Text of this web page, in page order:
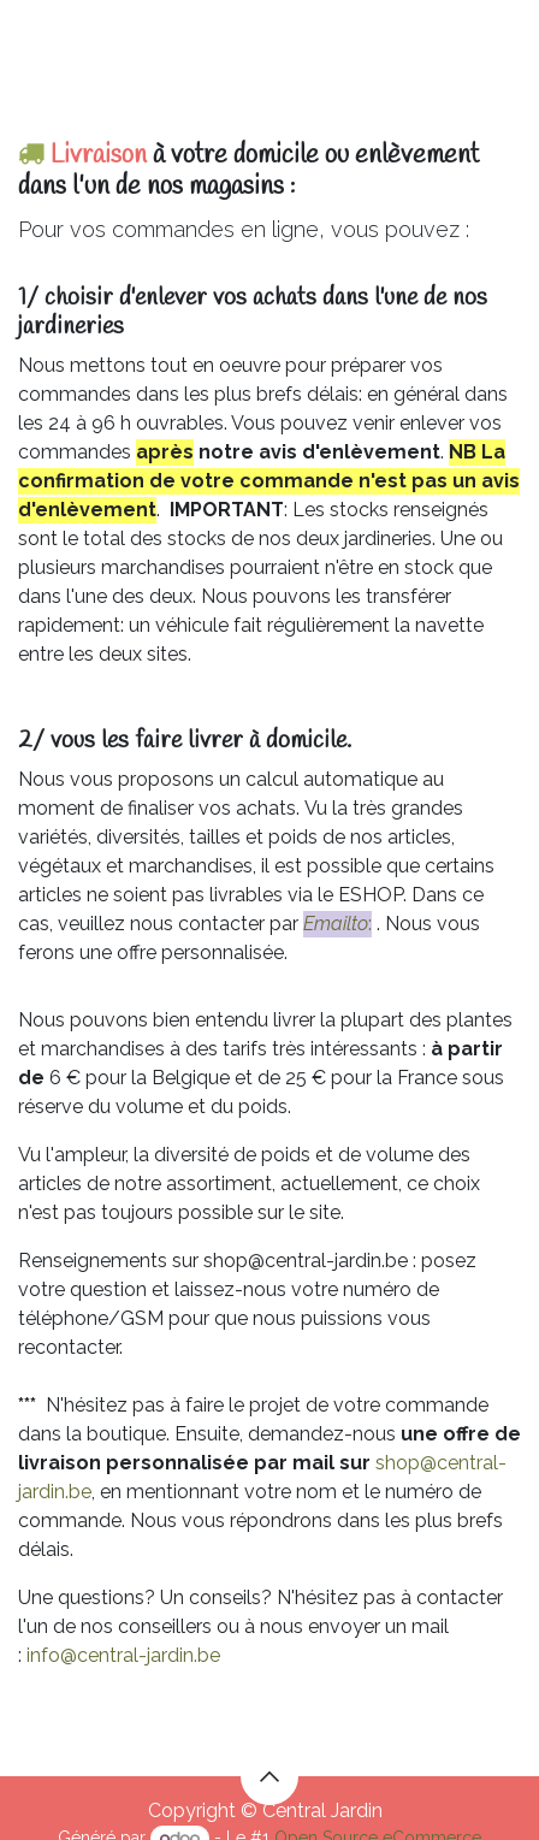
Livraisonà votre domicile ou enlèvement
dans l'un de nos magasins :
Pour vos commandes en ligne, vous pouvez :
1/ choisir d'enlever vos achats dans l'une de nos
jardineries​
Nous mettons tout en oeuvre pour préparer vos
commandes dans les plus brefs délais: en général dans
les 24 à 96 h ouvrables. Vous pouvez venir enlever vos
commandes après notre avis d'enlèvement. NB La
confirmation de votre commande n'est pas un avis
d'enlèvement. IMPORTANT: Les stocks renseignés
sont le total des stocks de nos deux jardineries. Une ou
plusieurs marchandises pourraient n'être en stock que
dans l'une des deux. Nous pouvons les transférer
rapidement: un véhicule fait régulièrement la navette
entre les deux sites.
2/ vous les faire livrer à domicile.
Nous vous proposons un calcul automatique au
moment de finaliser vos achats. Vu la très grandes
variétés, diversités, tailles et poids de nos articles,
végétaux et marchandises, il est possible que certains
articles ne soient pas livrables via le ESHOP. Dans ce
cas, veuillez nous contacter par Emailto: . Nous vous
ferons une offre personnalisée.
Nous pouvons bien entendu livrer la plupart des plantes
et marchandises à des tarifs très intéressants : à partir
de 6 € pour la Belgique et de 25 € pour la France sous
réserve du volume et du poids.
Vu l'ampleur, la diversité de poids et de volume des
articles de notre assortiment, actuellement, ce choix
n'est pas toujours possible sur le site.
Renseignements sur shop@central-jardin.be : posez
votre question et laissez-nous votre numéro de
téléphone/GSM pour que nous puissions vous
recontacter.
*** N'hésitez pas à faire le projet de votre commande
dans la boutique. Ensuite, demandez-nous une offre de
livraison personnalisée par mail sur shop@central-
jardin.be, en mentionnant votre nom et le numéro de
commande. Nous vous répondrons dans les plus brefs
délais.
Une questions? Un conseils? N'hésitez pas à contacter
l'un de nos conseillers ou à nous envoyer un mail
: info@central-jardin.be
Copyright © Central Jardin